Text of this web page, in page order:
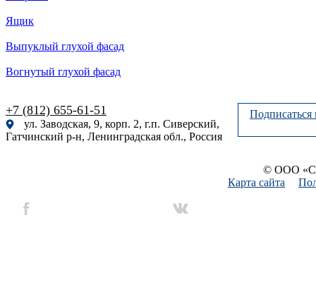
Ящик
Выпуклый глухой фасад
Вогнутый глухой фасад
+7 (812) 655-61-51
ул. Заводская, 9, корп. 2, г.п. Сиверский,
Гатчинский р-н, Ленинградская обл., Россия
Подписаться
© ООО
Карта сайта